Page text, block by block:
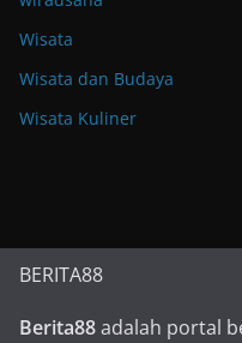
Wisata
Wisata dan Budaya
Wisata Kuliner
BERITA88
Berita88adalah portal